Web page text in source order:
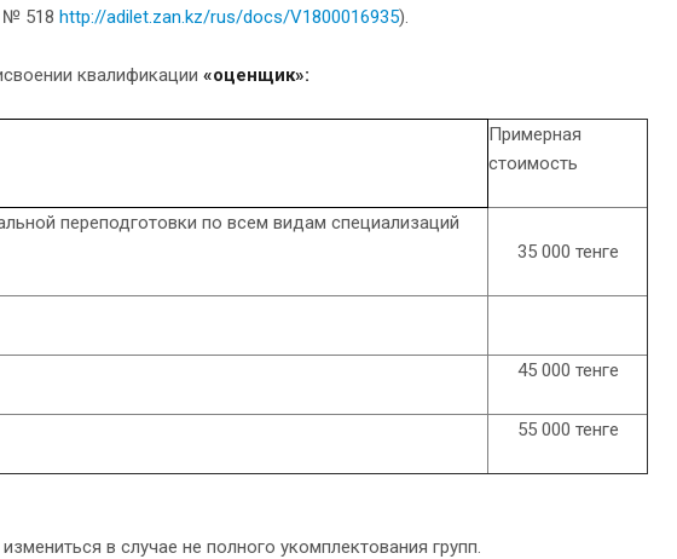
№ 518 http://adilet.zan.kz/rus/docs/V1800016935).
квалификации «оценщик»:
Примерная
стоимость
переподготовки по всем видам специализаций
35 000 тенге
45 000 тенге
55 000 тенге
в случае не полного укомплектования групп.